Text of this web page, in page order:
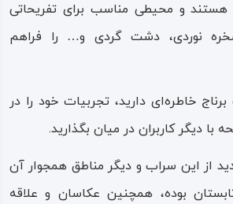
و محیطی مناسب برای تفریحاتی
نوردی، دشت گردی و… را فراهم
خاطره‌ای دارید، تجربیات خود را در
دیگر کاربران در میان بگذارید.
از اين سراب و دیگر مناطق همجوار آن
بوده، همچنین عکاسان و علاقه